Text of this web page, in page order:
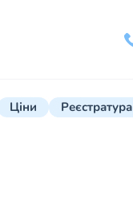
Ціни Реєстратура